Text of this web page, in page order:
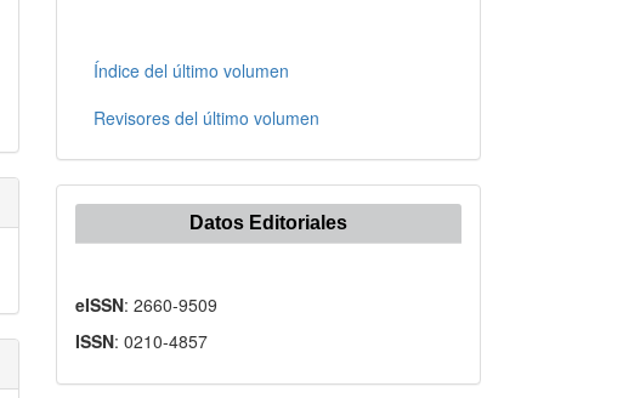
Índice del último volumen
Revisores del último volumen
Datos Editoriales
eISSN: 2660-9509
ISSN: 0210-4857